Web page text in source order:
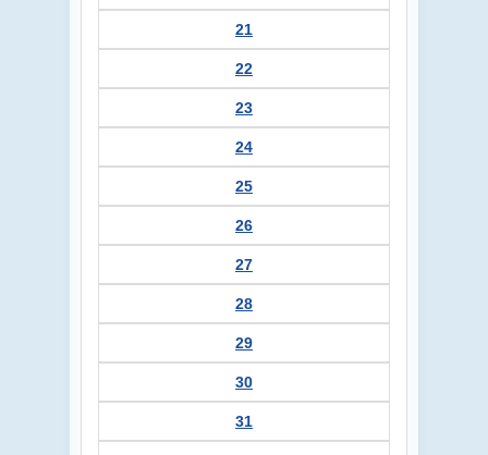
21
22
23
24
25
26
27
28
29
30
31